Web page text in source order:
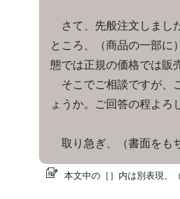
さて、先般注文しま
ところ、（商品の一部
態では正規の価格では販
そこでご相談ですが、
ょうか。ご回答の程よろ
取り急ぎ、（書面をも
本文中の［］内は別表現、